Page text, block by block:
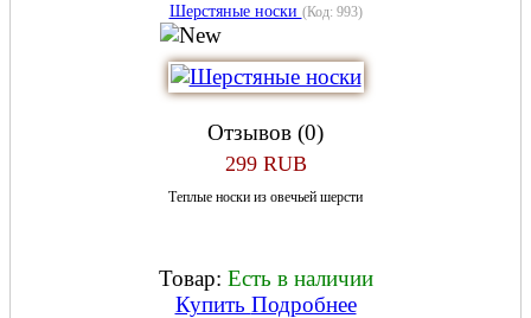
Шерстяные носки (Код: 993)
Отзывов (0)
299 RUB
Теплые носки из овечьей шерсти
Товар: Есть в наличии
Купить Подробнее